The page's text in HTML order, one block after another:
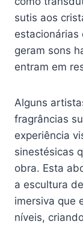
sutis aos
estacionárias
geram sons
entram em
Alguns
fragrâncias
experiência
sinestésicas
obra. Esta
a escultura
imersiva que
níveis,